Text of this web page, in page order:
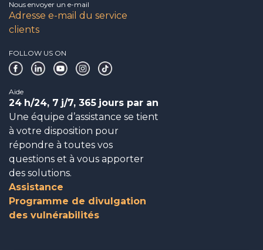
Nous envoyer un e-mail
Adresse e-mail du service
clients
FOLLOW US ON
Aide
24 h/24, 7 j/7, 365 jours par an
Une équipe d’assistance se tient
à votre disposition pour
répondre à toutes vos
questions et à vous apporter
des solutions.
Assistance
Programme de divulgation
des vulnérabilités